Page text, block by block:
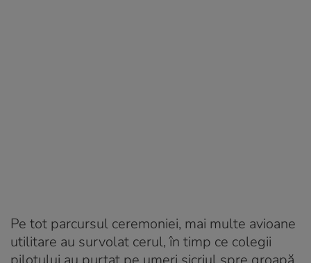
Pe tot parcursul ceremoniei, mai multe avioane
utilitare au survolat cerul, în timp ce colegii